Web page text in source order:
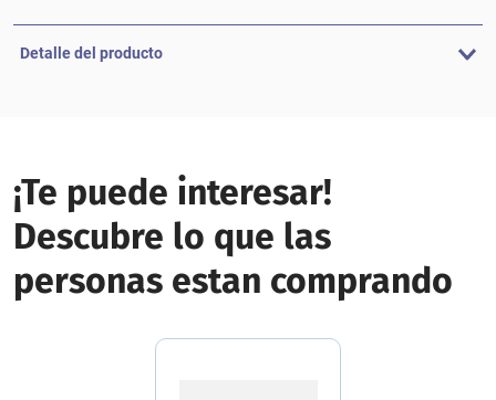
Detalle del producto
¡Te puede interesar!
Descubre lo que las
personas estan comprando